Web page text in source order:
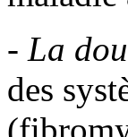
- La
des